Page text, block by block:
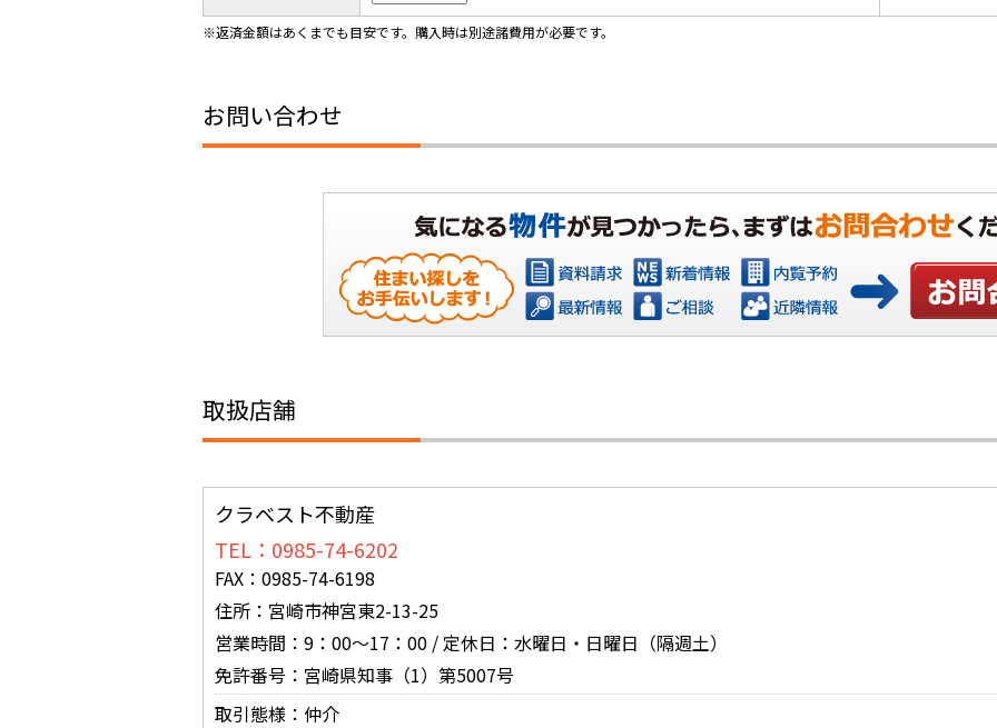
※返済金額はあくまでも目安です。購入時は別途諸費用が必要です。
お問い合わせ
お問い合
取扱店舗
クラベスト不動産
TEL：0985-74-6202
FAX：0985-74-6198
住所：宮崎市神宮東2-13-25
営業時間：9：00～17：00 / 定休日：水曜日・日曜日（隔週土）
免許番号：宮崎県知事（1）第5007号
取引態様：仲介